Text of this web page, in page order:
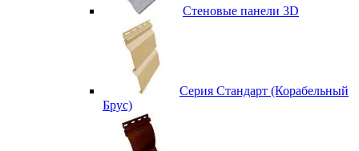
Стеновые панели 3D
Серия Стандарт (Корабельный
Брус)